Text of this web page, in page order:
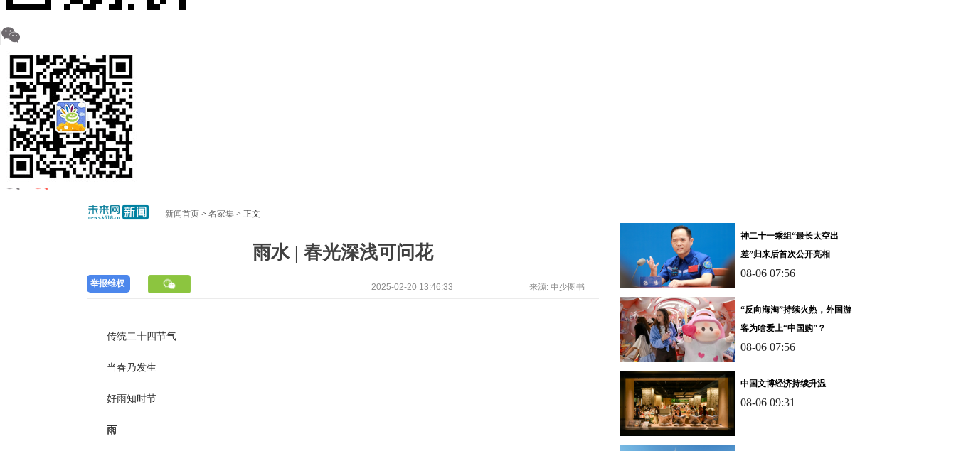
新闻首页 > 名家集 > 正文
雨水 | 春光深浅可问花
2025-02-20 13:46:33 来源: 中少图书
传统二十四节气
当春乃发生
好雨知时节
雨
举报维权
神二十一乘组“最长太空出
差”归来后首次公开亮相
08-06 07:56
“反向海淘”持续火热，外国游
客为啥爱上“中国购”？
08-06 07:56
中国文博经济持续升温
08-06 09:31